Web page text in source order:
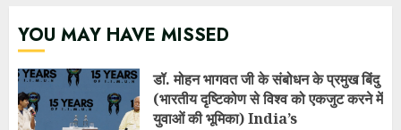
YOU MAY HAVE MISSED
डॉ. मोहन भागवत जी के संबोधन के प्रमुख बिंदु
(भारतीय दृष्टिकोण से विश्व को एकजुट करने में
युवाओं की भूमिका) India’s